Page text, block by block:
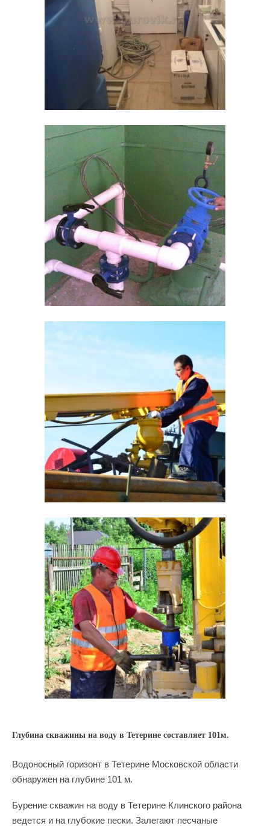
Глубина скважины на воду в Тетерине составляет 101м.
Водоносный горизонт в Тетерине Московской области
обнаружен на глубине 101 м.
Бурение скважин на воду в Тетерине Клинского района
ведется и на глубокие пески. Залегают песчаные